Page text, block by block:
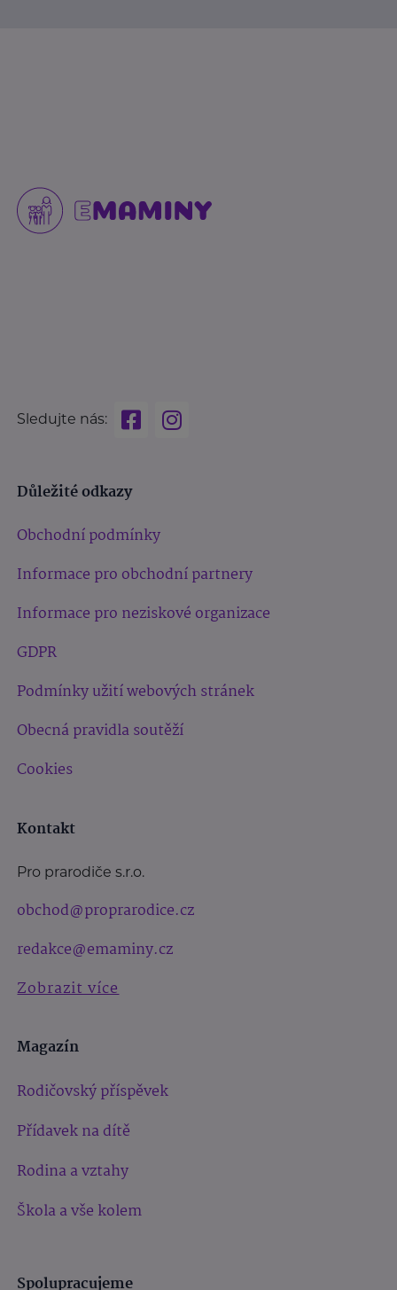
Sledujte nás:
Důležité odkazy
Obchodní podmínky
Informace pro obchodní partnery
Informace pro neziskové organizace
GDPR
Podmínky užití webových stránek
Obecná pravidla soutěží
Cookies
Kontakt
Pro prarodiče s.r.o.
obchod@proprarodice.cz
redakce@emaminy.cz
Zobrazit více
Magazín
Rodičovský příspěvek
Přídavek na dítě
Rodina a vztahy
Škola a vše kolem
Spolupracujeme